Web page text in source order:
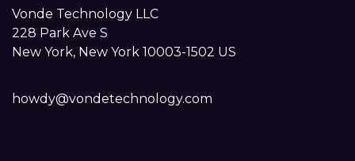
Vonde Technology LLC
228 Park Ave S
New York, New York 10003-1502 US
howdy@vondetechnology.com